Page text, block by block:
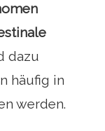
dazu
häufig in
werden.